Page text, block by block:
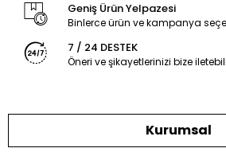
Geniş Ürün Yelpazesi
Binlerce ürün ve kampanya
7 / 24 DESTEK
Öneri ve şikayetlerinizi bize
Kurumsal